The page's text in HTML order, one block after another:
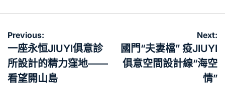
文
章
導
覽
Previous:
一座永恒JIUYI俱意診
所設計的精力窪地——
看望開山島
Next:
國門“夫妻檔” 疫JIUYI
俱意空間設計線“海空
情”